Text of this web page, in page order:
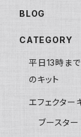
BLOG
CATEGORY
平日13時ま
のキット
エフェクター
ブースター